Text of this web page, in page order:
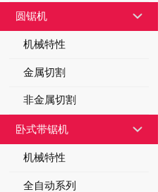
圆锯机
机械特性
金属切割
非金属切割
卧式带锯机
机械特性
全自动系列